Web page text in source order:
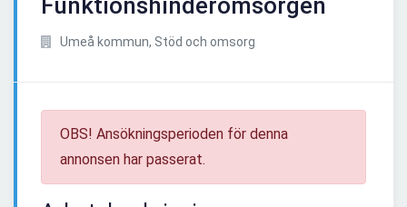
Funktionshinderomsorgen
Umeå kommun, Stöd och omsorg
OBS! Ansökningsperioden för denna
annonsen har passerat.